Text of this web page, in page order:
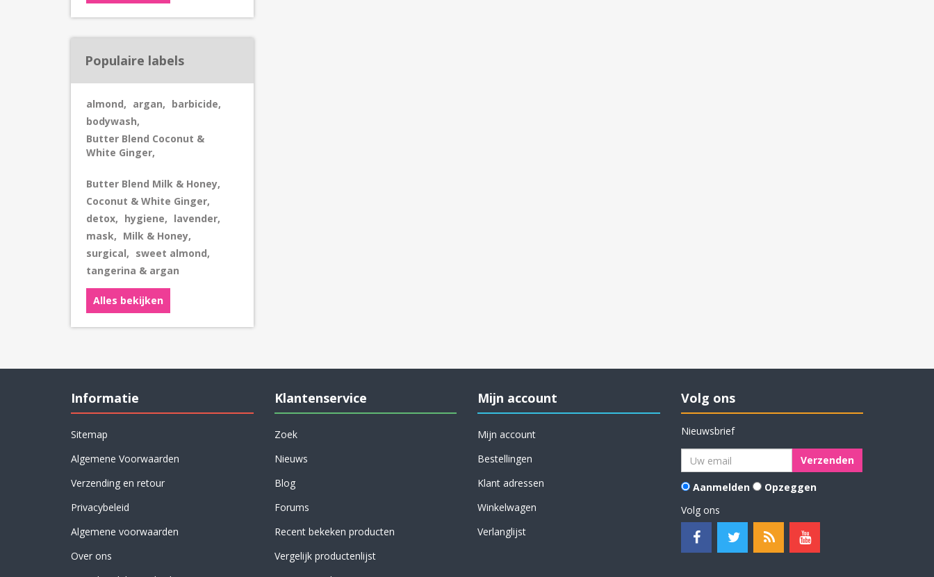
Populaire labels
almond, argan, barbicide,
bodywash,
Butter Blend Coconut &
White Ginger,
Butter Blend Milk & Honey,
Coconut & White Ginger,
detox, hygiene, lavender,
mask, Milk & Honey,
surgical, sweet almond,
tangerina & argan
Alles bekijken
Informatie
Sitemap
Algemene Voorwaarden
Verzending en retour
Privacybeleid
Algemene voorwaarden
Over ons
Klantenservice
Zoek
Nieuws
Blog
Forums
Recent bekeken producten
Vergelijk productenlijst
Mijn account
Mijn account
Bestellingen
Klant adressen
Winkelwagen
Verlanglijst
Volg ons
Nieuwsbrief
Aanmelden
Opzeggen
Volg ons